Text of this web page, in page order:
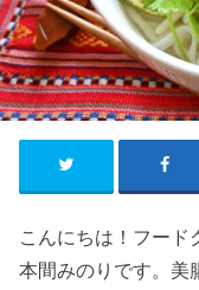
こんにちは！フード
本間みのりです。美